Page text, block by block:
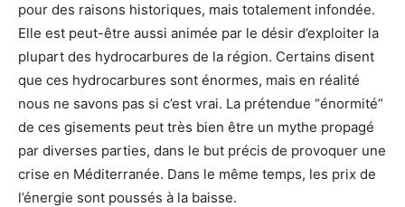
pour des raisons historiques, mais totalement infondée.
Elle est peut-être aussi animée par le désir d’exploiter la
plupart des hydrocarbures de la région. Certains disent
que ces hydrocarbures sont énormes, mais en réalité
nous ne savons pas si c’est vrai. La prétendue “énormité”
de ces gisements peut très bien être un mythe propagé
par diverses parties, dans le but précis de provoquer une
crise en Méditerranée. Dans le même temps, les prix de
l’énergie sont poussés à la baisse.